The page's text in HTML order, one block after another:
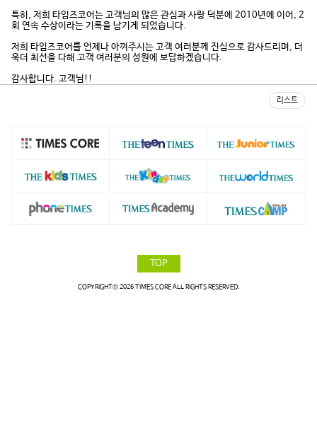
특히, 저희 타임즈코어는 고객님의 많은 관심과 사랑 덕분에 2010년에 이어, 2
회 연속 수상이라는 기록을 남기게 되었습니다.
저희 타임즈코어를 언제나 아껴주시는 고객 여러분께 진심으로 감사드리며, 더
욱더 최선을 다해 고객 여러분의 성원에 보답하겠습니다.
감사합니다. 고객님!!
리스트
TOP
COPYRIGHT© 2026 TIMES CORE ALL RIGHTS RESERVED.